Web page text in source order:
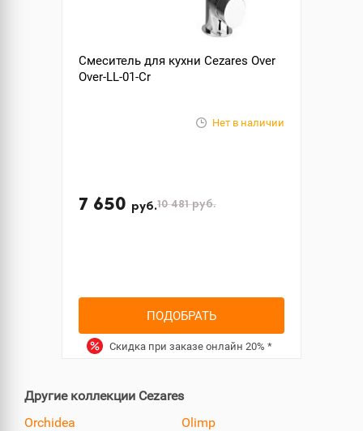
Смеситель для кухни Cezares Over
Over-LL-01-Cr
Нет в наличии
7 650 руб.10 481руб.
ПОДОБРАТЬ
Скидка при заказе онлайн 20% *
Другие коллекции Cezares
Orchidea
Olimp